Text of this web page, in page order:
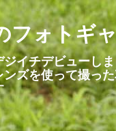
フォトギ
ジイチデビューし
ズを使って撮っ